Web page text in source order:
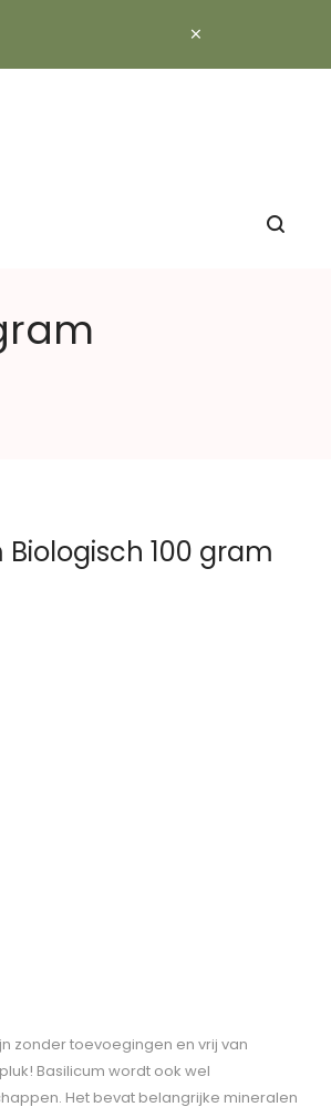
×
100 gram
zonder toevoegingen en vrij van
Basilicum wordt ook wel
Het bevat belangrijke mineralen